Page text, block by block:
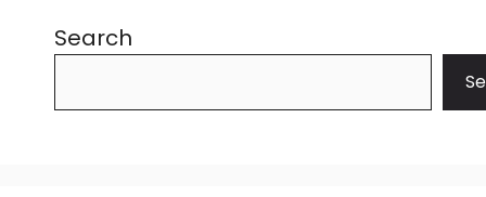
Search